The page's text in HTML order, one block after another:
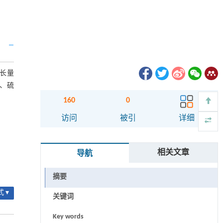
量
硫
▾
160
访问
0
被引 详细
导航 相关文章
摘要
关键词
Key words